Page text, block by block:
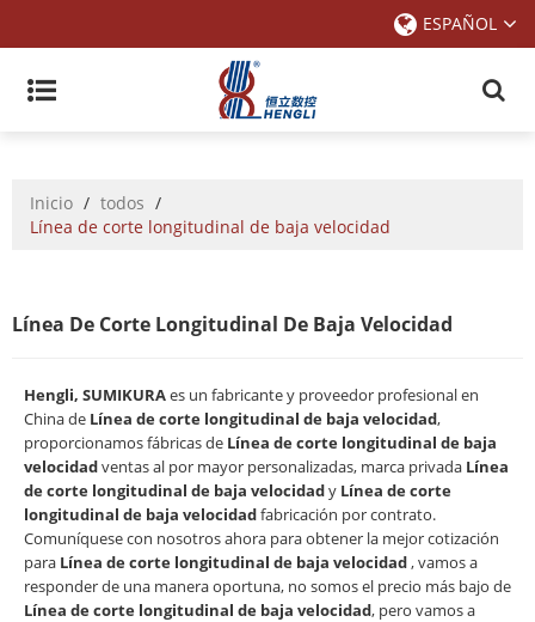
ESPAÑOL
Inicio / todos /
Línea de corte longitudinal de baja velocidad
Línea De Corte Longitudinal De Baja Velocidad
Hengli, SUMIKURAes un fabricante y proveedor profesional en
China de Línea de corte longitudinal de baja velocidad,
proporcionamos fábricas de Línea de corte longitudinal de baja
velocidadventas al por mayor personalizadas, marca privada Línea
de corte longitudinal de baja velocidady Línea de corte
longitudinal de baja velocidadfabricación por contrato.
Comuníquese con nosotros ahora para obtener la mejor cotización
para Línea de corte longitudinal de baja velocidad, vamos a
responder de una manera oportuna, no somos el precio más bajo de
Línea de corte longitudinal de baja velocidad, pero vamos a